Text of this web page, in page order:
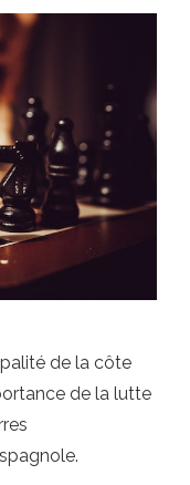
de la côte
de la lutte